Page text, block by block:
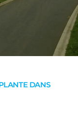
DANS